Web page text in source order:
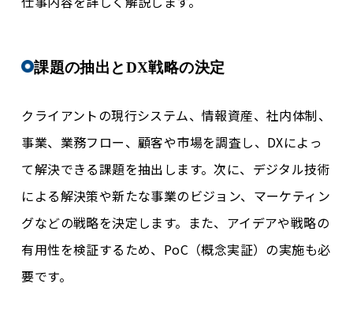
課題の抽出とDX戦略の決定
クライアントの現行システム、情報資産、社内体制、
事業、業務フロー、顧客や市場を調査し、DXによっ
て解決できる課題を抽出します。次に、デジタル技術
による解決策や新たな事業のビジョン、マーケティン
グなどの戦略を決定します。また、アイデアや戦略の
有用性を検証するため、PoC（概念実証）の実施も必
要です。